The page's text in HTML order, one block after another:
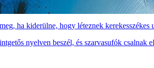
ha kiderülne, hogy léteznek kerekesszékes
nyelven beszél, és szarvasufók csalnak